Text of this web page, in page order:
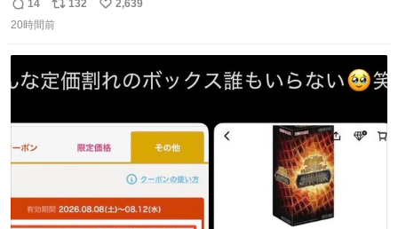
に手洗い…
返
信
14
リ
ポ
ト
数
132
い
数
2,639
20時間前